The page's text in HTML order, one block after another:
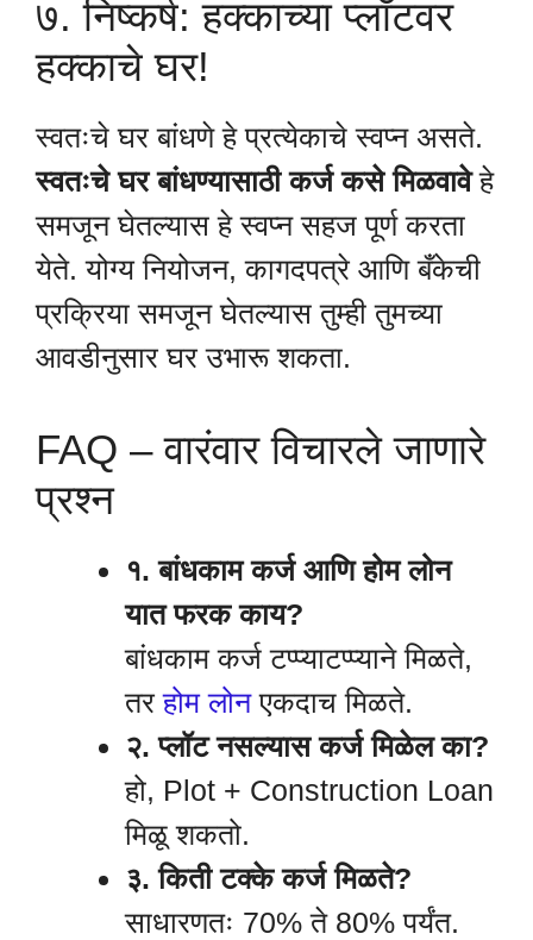
७. निष्कर्ष: हक्काच्या प्लॉटवर
हक्काचे घर!
स्वतःचे घर बांधणे हे प्रत्येकाचे स्वप्न असते.
स्वतःचे घर बांधण्यासाठी कर्ज कसे मिळवावेहे
समजून घेतल्यास हे स्वप्न सहज पूर्ण करता
येते. योग्य नियोजन, कागदपत्रे आणि बँकेची
प्रक्रिया समजून घेतल्यास तुम्ही तुमच्या
आवडीनुसार घर उभारू शकता.
FAQ – वारंवार विचारले जाणारे
प्रश्न
१. बांधकाम कर्ज आणि होम लोन
यात फरक काय?
बांधकाम कर्ज टप्प्याटप्प्याने मिळते,
तरहोम लोनएकदाच मिळते.
२. प्लॉट नसल्यास कर्ज मिळेल का?
हो, Plot + Construction Loan
मिळू शकतो.
३. किती टक्के कर्ज मिळते?
साधारणतः 70% ते 80% पर्यंत.